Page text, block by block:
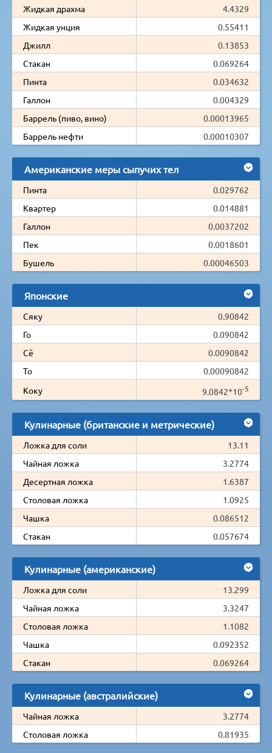
Жидкая драхма
4.4329
Жидкая унция
0.55411
Джилл
0.13853
Стакан
0.069264
Пинта
0.034632
Галлон
0.004329
Баррель (пиво, вино)
0.00013965
Баррель нефти
0.00010307
Американские меры сыпучих тел
Пинта
0.029762
Квартер
0.014881
Галлон
0.0037202
Пек
0.0018601
Бушель
0.00046503
Японские
Сяку
0.90842
Го
0.090842
Сё
0.0090842
То
0.00090842
Коку
9.0842*10-5
Кулинарные (британские и метрические)
Ложка для соли
13.11
Чайная ложка
3.2774
Десертная ложка
1.6387
Столовая ложка
1.0925
Чашка
0.086512
Стакан
0.057674
Кулинарные (американские)
Ложка для соли
13.299
Чайная ложка
3.3247
Столовая ложка
1.1082
Чашка
0.092352
Стакан
0.069264
Кулинарные (австралийские)
Чайная ложка
3.2774
Столовая ложка
0.81935